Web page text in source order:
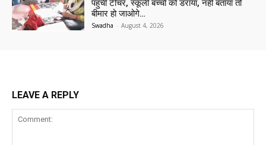
पहुंची टीचर, स्कूली बच्चों को डराया, नहीं बताया तो
बीमार हो जाओगे…
Swadha - August 4, 2026
LEAVE A REPLY